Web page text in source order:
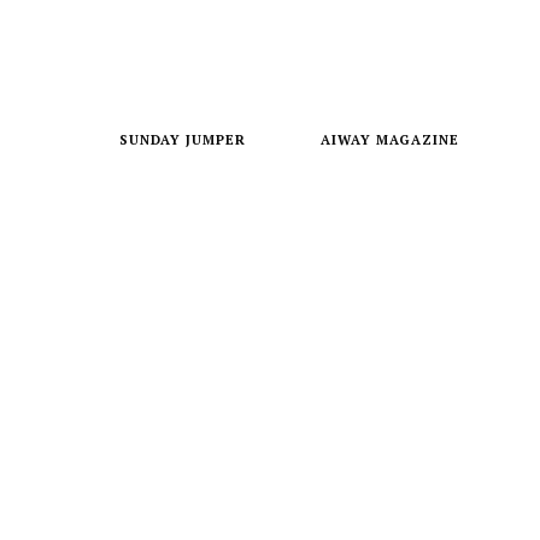
SUNDAY JUMPER AIWAY MAGAZINE